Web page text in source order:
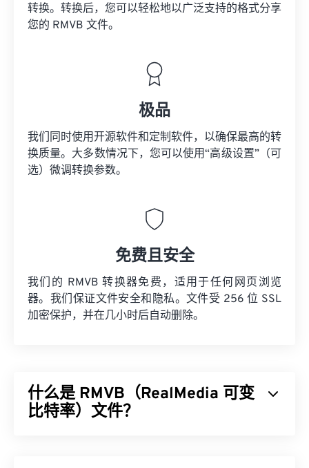
转换。转换后，您可以轻松地以广泛支持的格式分享
您的 RMVB 文件。
极品
我们同时使用开源软件和定制软件，以确保最高的转
换质量。大多数情况下，您可以使用“高级设置”（可
选）微调转换参数。
免费且安全
我们的 RMVB 转换器免费，适用于任何网页浏览
器。我们保证文件安全和隐私。文件受 256 位 SSL
加密保护，并在几小时后自动删除。
什么是 RMVB（RealMedia 可变
比特率）文件？